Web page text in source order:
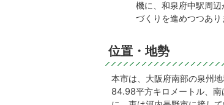
機に、和泉府中駅周
づくりを進めつつあり
位置・地勢
本市は、大阪府南部の泉州
84.98平方キロメートル、南